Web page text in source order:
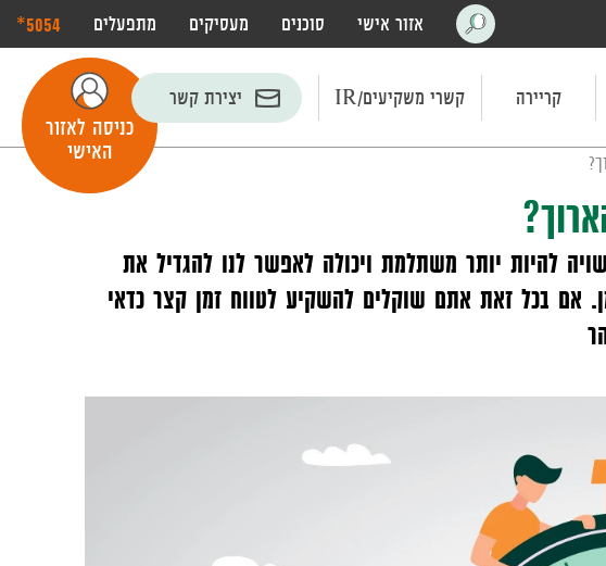
פתח
אזור אישי סוכנים מעסיקים מתפעלים ‎*5054
קריירה קשרי משקיעים/IR יצירת קשר
כניסה לאזור
האישי
להיות יותר משתלמת ויכולה לאפשר לנו להגדיל את
אם בכל זאת אתם שוקלים להשקיע לטווח זמן קצר כדאי